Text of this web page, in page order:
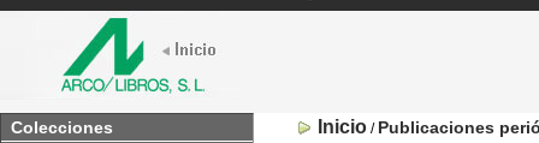
Colecciones
Inicio / Publicaciones